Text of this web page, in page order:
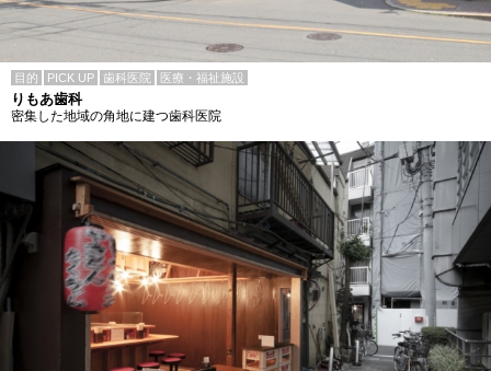
目的 PICK UP 歯科医院 医療・福祉施設
りもあ歯科
密集した地域の角地に建つ歯科医院